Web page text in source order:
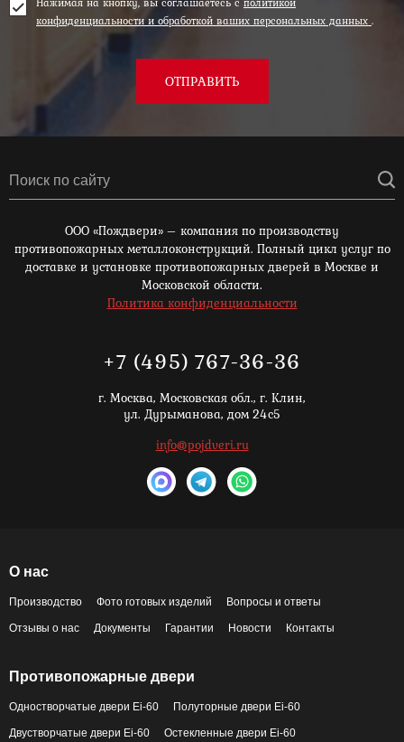
конфиденциальности и обработкой ваших персональных данных .
ОТПРАВИТЬ
ООО «Пождвери» – компания по производству
противопожарных металлоконструкций. Полный цикл услуг по
доставке и установке противопожарных дверей в Москве и
Московской области.
Политика конфиденциальности
+7 (495) 767-36-36
г. Москва, Московская обл., г. Клин,
ул. Дурыманова, дом 24с5
info@pojdveri.ru
О нас
Производство Фото готовых изделий Вопросы и ответы
Отзывы о нас Документы Гарантии Новости Контакты
Противопожарные двери
Одностворчатые двери Ei-60 Полуторные двери Ei-60
Двустворчатые двери Ei-60 Остекленные двери Ei-60